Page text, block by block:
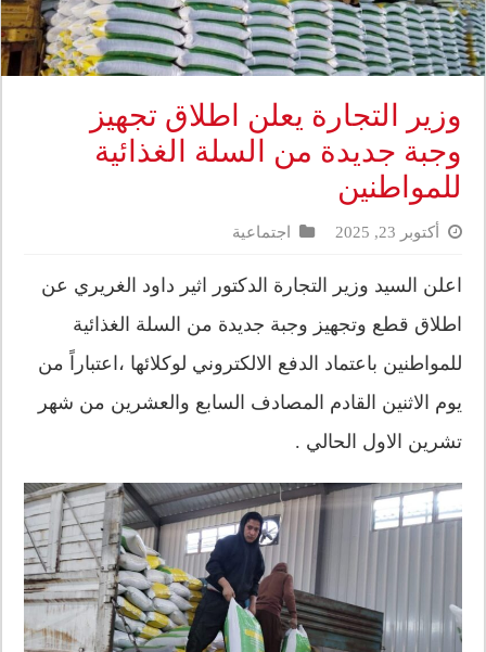
وزير التجارة يعلن اطلاق تجهيز
وجبة جديدة من السلة الغذائية
للمواطنين
أكتوبر 23, 2025 اجتماعية
اعلن السيد وزير التجارة الدكتور اثير داود الغريري عن
اطلاق قطع وتجهيز وجبة جديدة من السلة الغذائية
للمواطنين باعتماد الدفع الالكتروني لوكلائها ،اعتباراً من
يوم الاثنين القادم المصادف السابع والعشرين من شهر
تشرين الاول الحالي .